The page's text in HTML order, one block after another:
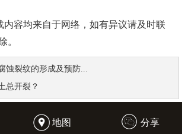
容均来自于网络，如有异议请及时联
。
蚀裂纹的形成及预防...
总开裂？
地图 分享